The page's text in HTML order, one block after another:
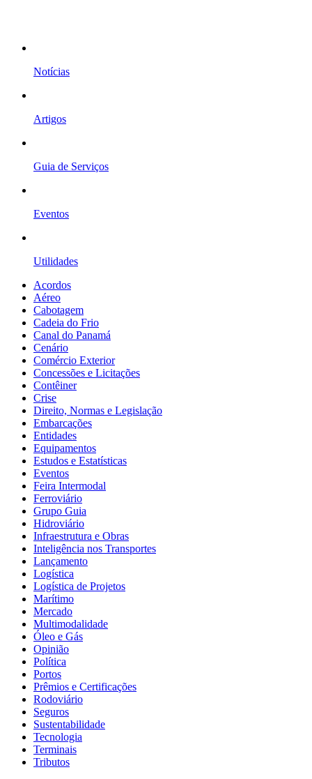
Notícias
Artigos
Guia de Serviços
Eventos
Utilidades
Acordos
Aéreo
Cabotagem
Cadeia do Frio
Canal do Panamá
Cenário
Comércio Exterior
Concessões e Licitações
Contêiner
Crise
Direito, Normas e Legislação
Embarcações
Entidades
Equipamentos
Estudos e Estatísticas
Eventos
Feira Intermodal
Ferroviário
Grupo Guia
Hidroviário
Infraestrutura e Obras
Inteligência nos Transportes
Lançamento
Logística
Logística de Projetos
Marítimo
Mercado
Multimodalidade
Óleo e Gás
Opinião
Política
Portos
Prêmios e Certificações
Rodoviário
Seguros
Sustentabilidade
Tecnologia
Terminais
Tributos